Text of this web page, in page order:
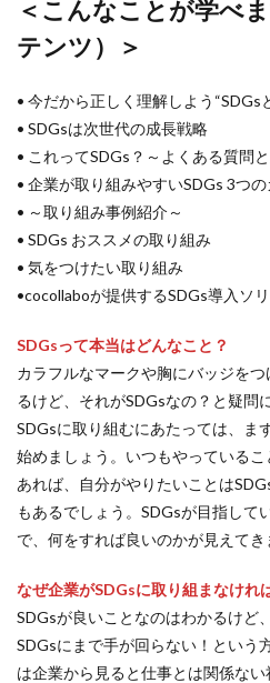
＜こんなことが学べ
テンツ）＞
• 今だから正しく理解しよう“SDGs
• SDGsは次世代の成長戦略
• これってSDGs？～よくある質問
• 企業が取り組みやすいSDGs 3つ
• ～取り組み事例紹介～
• SDGs おススメの取り組み
• 気をつけたい取り組み
•cocollaboが提供するSDGs導入ソ
SDGsって本当はどんなこと？
カラフルなマークや胸にバッジを
るけど、それがSDGsなの？と疑問
SDGsに取り組むにあたっては、ま
始めましょう。いつもやっている
あれば、自分がやりたいことは
もあるでしょう。SDGsが目指して
で、何をすれば良いのかが見えてき
なぜ企業がSDGsに取り組まなけれ
SDGsが良いことなのはわかるけど
SDGsにまで手が回らない！という
は企業から見ると仕事とは関係な
SDGs
SDGｓ
SDGs
SDGs 入門 セミナー
SDGｓオンラインセミナー
SDGsセミナー
SDGsセミナ
SDGsでつながるヨコハマ
SDGsの取り組み
SDGsの概要
SDGs入門
SDGs具体的な取
SDGs実践
SDGs有料セミナ
SDGs経営セミナー
SFプロ
SGDs戦略
SLOW CIRCUS
SLOW GELATO
SLOW
SR調達
SSBJ
SSL/
SSL/TLSサーバー証明書の有効期間
SUSレポ
TAITRA
TCFD
tvk UDホテル
Windows10サポート終了
Xiプロジェクト
YOKOHAMA RePLASTIC フォー